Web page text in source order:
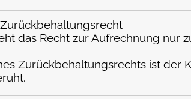
das Recht zur Aufrechnung
Zurückbehaltungsrechts ist